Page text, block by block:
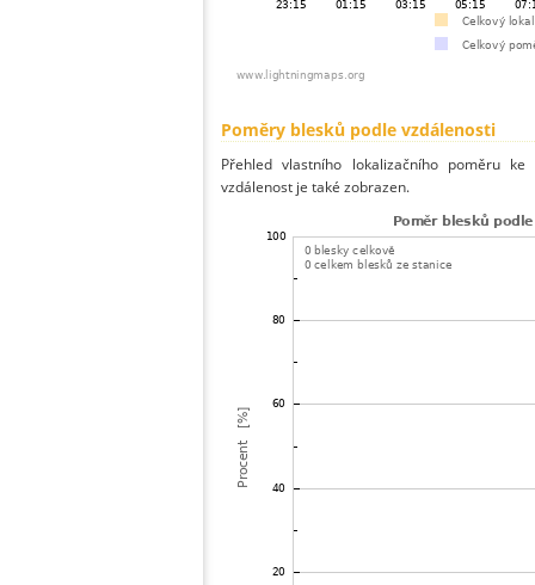
Poměry blesků podle vzdálenosti
Přehled vlastního lokalizačního poměru
vzdálenost je také zobrazen.